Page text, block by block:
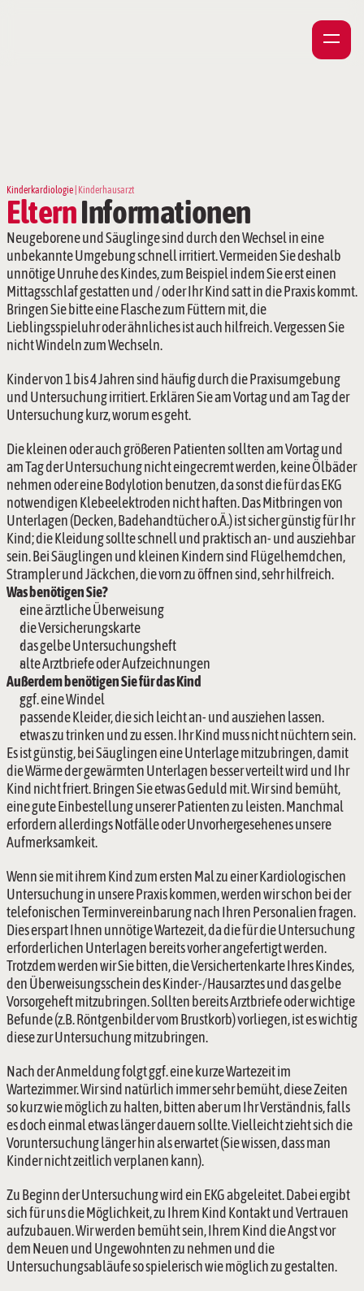
Kinderkardiologie | Kinderhausarzt
Eltern Informationen
Neugeborene und Säuglinge sind durch den Wechsel in eine
unbekannte Umgebung schnell irritiert. Vermeiden Sie deshalb
unnötige Unruhe des Kindes, zum Beispiel indem Sie erst einen
Mittagsschlaf gestatten und / oder Ihr Kind satt in die Praxis kommt.
Bringen Sie bitte eine Flasche zum Füttern mit, die
Lieblingsspieluhr oder ähnliches ist auch hilfreich. Vergessen Sie
nicht Windeln zum Wechseln.
Kinder von 1 bis 4 Jahren sind häufig durch die Praxisumgebung
und Untersuchung irritiert. Erklären Sie am Vortag und am Tag der
Untersuchung kurz, worum es geht.
Die kleinen oder auch größeren Patienten sollten am Vortag und
am Tag der Untersuchung nicht eingecremt werden, keine Ölbäder
nehmen oder eine Bodylotion benutzen, da sonst die für das EKG
notwendigen Klebeelektroden nicht haften. Das Mitbringen von
Unterlagen (Decken, Badehandtücher o.Ä.) ist sicher günstig für Ihr
Kind; die Kleidung sollte schnell und praktisch an- und ausziehbar
sein. Bei Säuglingen und kleinen Kindern sind Flügelhemdchen,
Strampler und Jäckchen, die vorn zu öffnen sind, sehr hilfreich.
Was benötigen Sie?
eine ärztliche Überweisung
die Versicherungskarte
das gelbe Untersuchungsheft
alte Arztbriefe oder Aufzeichnungen
Außerdem benötigen Sie für das Kind
ggf. eine Windel
passende Kleider, die sich leicht an- und ausziehen lassen.
etwas zu trinken und zu essen. Ihr Kind muss nicht nüchtern sein.
Es ist günstig, bei Säuglingen eine Unterlage mitzubringen, damit
die Wärme der gewärmten Unterlagen besser verteilt wird und Ihr
Kind nicht friert. Bringen Sie etwas Geduld mit. Wir sind bemüht,
eine gute Einbestellung unserer Patienten zu leisten. Manchmal
erfordern allerdings Notfälle oder Unvorhergesehenes unsere
Aufmerksamkeit.
Wenn sie mit ihrem Kind zum ersten Mal zu einer Kardiologischen
Untersuchung in unsere Praxis kommen, werden wir schon bei der
telefonischen Terminvereinbarung nach Ihren Personalien fragen.
Dies erspart Ihnen unnötige Wartezeit, da die für die Untersuchung
erforderlichen Unterlagen bereits vorher angefertigt werden.
Trotzdem werden wir Sie bitten, die Versichertenkarte Ihres Kindes,
den Überweisungsschein des Kinder-/Hausarztes und das gelbe
Vorsorgeheft mitzubringen. Sollten bereits Arztbriefe oder wichtige
Befunde (z.B. Röntgenbilder vom Brustkorb) vorliegen, ist es wichtig
diese zur Untersuchung mitzubringen.
Nach der Anmeldung folgt ggf. eine kurze Wartezeit im
Wartezimmer. Wir sind natürlich immer sehr bemüht, diese Zeiten
so kurz wie möglich zu halten, bitten aber um Ihr Verständnis, falls
es doch einmal etwas länger dauern sollte. Vielleicht zieht sich die
Voruntersuchung länger hin als erwartet (Sie wissen, dass man
Kinder nicht zeitlich verplanen kann).
Zu Beginn der Untersuchung wird ein EKG abgeleitet. Dabei ergibt
sich für uns die Möglichkeit, zu Ihrem Kind Kontakt und Vertrauen
aufzubauen. Wir werden bemüht sein, Ihrem Kind die Angst vor
dem Neuen und Ungewohnten zu nehmen und die
Untersuchungsabläufe so spielerisch wie möglich zu gestalten.